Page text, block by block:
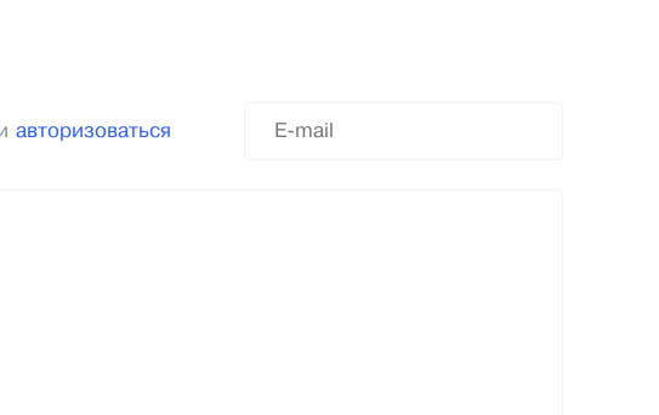
авторизоваться